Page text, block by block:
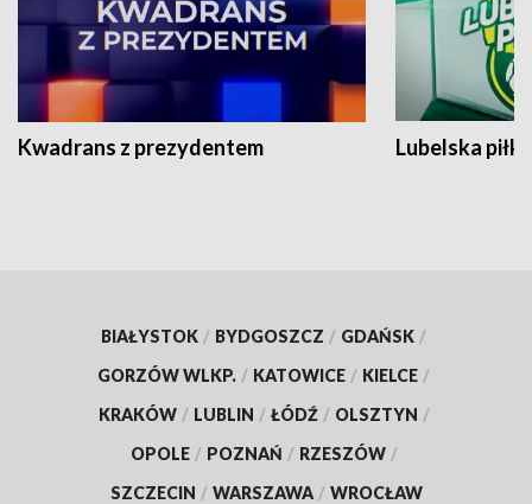
Kwadrans z prezydentem Lubelska piłka
BIAŁYSTOK / BYDGOSZCZ / GDAŃSK /
GORZÓW WLKP. / KATOWICE / KIELCE /
KRAKÓW / LUBLIN / ŁÓDŹ / OLSZTYN /
OPOLE / POZNAŃ / RZESZÓW /
SZCZECIN / WARSZAWA / WROCŁAW